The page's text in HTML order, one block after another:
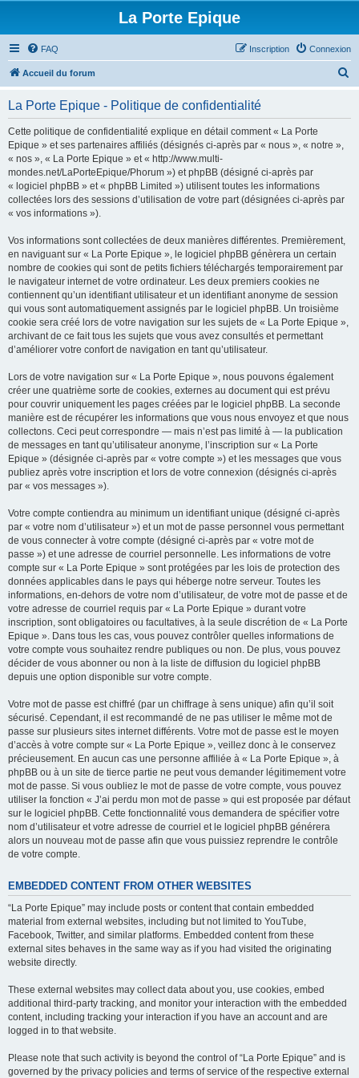
La Porte Epique
FAQ Connexion
Inscription
Accueil du forum
La Porte Epique - Politique de confidentialité
Cette politique de confidentialité explique en détail comment « La Porte
Epique » et ses partenaires affiliés (désignés ci-après par « nous », « notre »,
« nos », « La Porte Epique » et « http://www.multi-
mondes.net/LaPorteEpique/Phorum ») et phpBB (désigné ci-après par
« logiciel phpBB » et « phpBB Limited ») utilisent toutes les informations
collectées lors des sessions d’utilisation de votre part (désignées ci-après par
« vos informations »).
Vos informations sont collectées de deux manières différentes. Premièrement,
en naviguant sur « La Porte Epique », le logiciel phpBB génèrera un certain
nombre de cookies qui sont de petits fichiers téléchargés temporairement par
le navigateur internet de votre ordinateur. Les deux premiers cookies ne
contiennent qu’un identifiant utilisateur et un identifiant anonyme de session
qui vous sont automatiquement assignés par le logiciel phpBB. Un troisième
cookie sera créé lors de votre navigation sur les sujets de « La Porte Epique »,
archivant de ce fait tous les sujets que vous avez consultés et permettant
d’améliorer votre confort de navigation en tant qu’utilisateur.
Lors de votre navigation sur « La Porte Epique », nous pouvons également
créer une quatrième sorte de cookies, externes au document qui est prévu
pour couvrir uniquement les pages créées par le logiciel phpBB. La seconde
manière est de récupérer les informations que vous nous envoyez et que nous
collectons. Ceci peut correspondre — mais n’est pas limité à — la publication
de messages en tant qu’utilisateur anonyme, l’inscription sur « La Porte
Epique » (désignée ci-après par « votre compte ») et les messages que vous
publiez après votre inscription et lors de votre connexion (désignés ci-après
par « vos messages »).
Votre compte contiendra au minimum un identifiant unique (désigné ci-après
par « votre nom d’utilisateur ») et un mot de passe personnel vous permettant
de vous connecter à votre compte (désigné ci-après par « votre mot de
passe ») et une adresse de courriel personnelle. Les informations de votre
compte sur « La Porte Epique » sont protégées par les lois de protection des
données applicables dans le pays qui héberge notre serveur. Toutes les
informations, en-dehors de votre nom d’utilisateur, de votre mot de passe et de
votre adresse de courriel requis par « La Porte Epique » durant votre
inscription, sont obligatoires ou facultatives, à la seule discrétion de « La Porte
Epique ». Dans tous les cas, vous pouvez contrôler quelles informations de
votre compte vous souhaitez rendre publiques ou non. De plus, vous pouvez
décider de vous abonner ou non à la liste de diffusion du logiciel phpBB
depuis une option disponible sur votre compte.
Votre mot de passe est chiffré (par un chiffrage à sens unique) afin qu’il soit
sécurisé. Cependant, il est recommandé de ne pas utiliser le même mot de
passe sur plusieurs sites internet différents. Votre mot de passe est le moyen
d’accès à votre compte sur « La Porte Epique », veillez donc à le conservez
précieusement. En aucun cas une personne affiliée à « La Porte Epique », à
phpBB ou à un site de tierce partie ne peut vous demander légitimement votre
mot de passe. Si vous oubliez le mot de passe de votre compte, vous pouvez
utiliser la fonction « J’ai perdu mon mot de passe » qui est proposée par défaut
sur le logiciel phpBB. Cette fonctionnalité vous demandera de spécifier votre
nom d’utilisateur et votre adresse de courriel et le logiciel phpBB générera
alors un nouveau mot de passe afin que vous puissiez reprendre le contrôle
de votre compte.
EMBEDDED CONTENT FROM OTHER WEBSITES
“La Porte Epique” may include posts or content that contain embedded
material from external websites, including but not limited to YouTube,
Facebook, Twitter, and similar platforms. Embedded content from these
external sites behaves in the same way as if you had visited the originating
website directly.
These external websites may collect data about you, use cookies, embed
additional third-party tracking, and monitor your interaction with the embedded
content, including tracking your interaction if you have an account and are
logged in to that website.
Please note that such activity is beyond the control of “La Porte Epique” and is
governed by the privacy policies and terms of service of the respective external